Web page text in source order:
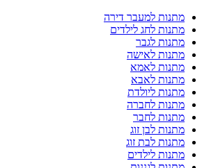
מתנות למעבר דירה
מתנות לחג לילדים
מתנות לגבר
מתנות לאישה
מתנות לאמא
מתנות לאבא
מתנות ליולדת
מתנות לחברה
מתנות לחבר
מתנות לבן זוג
מתנות לבת זוג
מתנות לילדים